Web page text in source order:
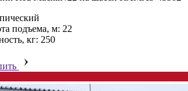
подъема, м: 22
кг: 250